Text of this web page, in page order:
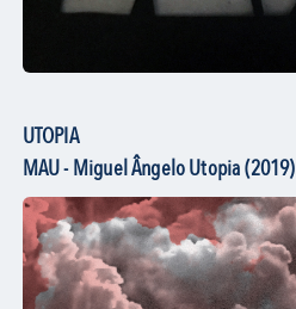
UTOPIA
MAU - Miguel Ângelo Utopia (2019)